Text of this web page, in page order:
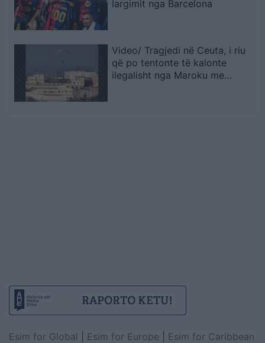
largimit nga Barcelona
Video/ Tragjedi në Ceuta, i riu
që po tentonte të kalonte
ilegalisht nga Maroku me
Esim for Global Esim for Europe
Esim for Caribbean